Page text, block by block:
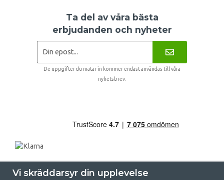
Ta del av våra bästa
erbjudanden och nyheter
De uppgifter du matar in kommer endast användas till våra
nyhetsbrev.
Vi skräddarsyr din upplevelse